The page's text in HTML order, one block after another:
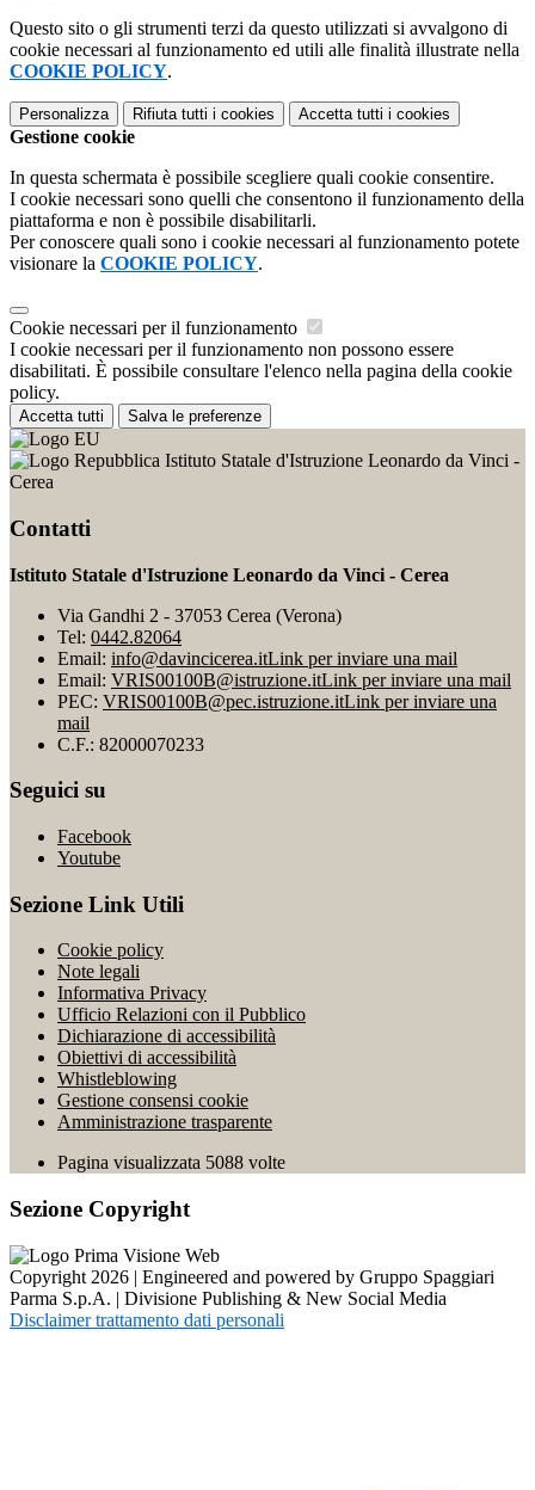
Questo sito o gli strumenti terzi da questo utilizzati si avvalgono di
cookie necessari al funzionamento ed utili alle finalità illustrate nella
COOKIE POLICY.
Personalizza Rifiuta tutti i cookies Accetta tutti i cookies
Gestione cookie
In questa schermata è possibile scegliere quali cookie consentire.
I cookie necessari sono quelli che consentono il funzionamento della
piattaforma e non è possibile disabilitarli.
Per conoscere quali sono i cookie necessari al funzionamento potete
visionare la COOKIE POLICY.
Cookie necessari per il funzionamento
I cookie necessari per il funzionamento non possono essere
disabilitati. È possibile consultare l'elenco nella pagina della cookie
policy.
Accetta tutti Salva le preferenze
Istituto Statale d'Istruzione Leonardo da Vinci -
Cerea
Contatti
Istituto Statale d'Istruzione Leonardo da Vinci - Cerea
Via Gandhi 2 - 37053 Cerea (Verona)
Tel: 0442.82064
Email: info@davincicerea.itLink per inviare una mail
Email: VRIS00100B@istruzione.itLink per inviare una mail
PEC: VRIS00100B@pec.istruzione.itLink per inviare una
mail
C.F.: 82000070233
Seguici su
Facebook
Youtube
Sezione Link Utili
Cookie policy
Note legali
Informativa Privacy
Ufficio Relazioni con il Pubblico
Dichiarazione di accessibilità
Obiettivi di accessibilità
Whistleblowing
Gestione consensi cookie
Amministrazione trasparente
Pagina visualizzata 5088 volte
Sezione Copyright
Copyright 2026 | Engineered and powered by Gruppo Spaggiari
Parma S.p.A. | Divisione Publishing & New Social Media
Disclaimer trattamento dati personali